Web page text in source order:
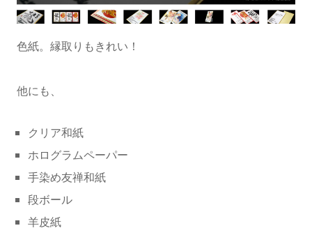
色紙。縁取りもきれい！
他にも、
クリア和紙
ホログラムペーパー
手染め友禅和紙
段ボール
羊皮紙